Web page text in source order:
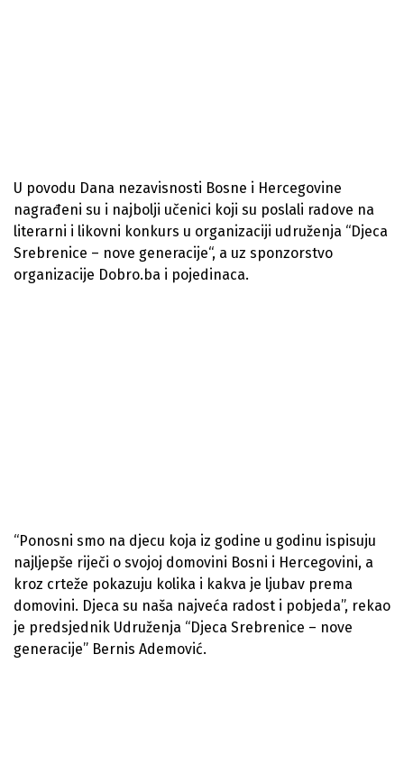
U povodu Dana nezavisnosti Bosne i Hercegovine
nagrađeni su i najbolji učenici koji su poslali radove na
literarni i likovni konkurs u organizaciji udruženja “Djeca
Srebrenice – nove generacije“, a uz sponzorstvo
organizacije Dobro.ba i pojedinaca.
“Ponosni smo na djecu koja iz godine u godinu ispisuju
najljepše riječi o svojoj domovini Bosni i Hercegovini, a
kroz crteže pokazuju kolika i kakva je ljubav prema
domovini. Djeca su naša najveća radost i pobjeda”, rekao
je predsjednik Udruženja “Djeca Srebrenice – nove
generacije” Bernis Ademović.